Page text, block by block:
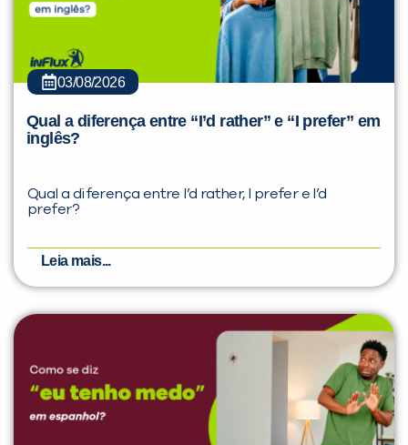
03/08/2026
Qual a diferença entre “I’d rather” e “I prefer” em
inglês?
Qual a diferença entre I’d rather, I prefer e I’d
prefer?
Leia mais...